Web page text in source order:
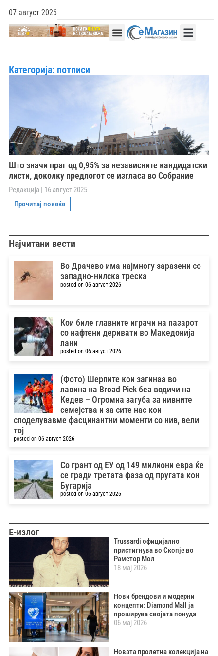
07 август 2026
Категорија: потписи
Што значи праг од 0,95% за независните кандидатски
листи, доколку предлогот се изгласа во Собрание
Редакција
16 август 2025
Прочитај повеќе
Најчитани вести
Во Драчево има најмногу заразени со
западно-нилска треска
posted on 06 август 2026
Кои биле главните играчи на пазарот
со нафтени деривати во Македонија
лани
posted on 06 август 2026
(Фото) Шерпите кои загинаа во
лавина на Broad Pick беа водичи на
Кедев – Oгромна загуба за нивните
семејства и за сите нас кои
споделувавме фасцинантни моменти со нив, вели
тој
posted on 06 август 2026
Со грант од ЕУ од 149 милиони евра ќе
се гради третата фаза од пругата кон
Бугарија
posted on 06 август 2026
Е-излог
Trussardi официјално
пристигнува во Скопје во
Рамстор Мол
18 мај 2026
Нови брендови и модерни
концепти: Diamond Mall ја
проширува својата понуда
06 мај 2026
Новата пролетна колекција на